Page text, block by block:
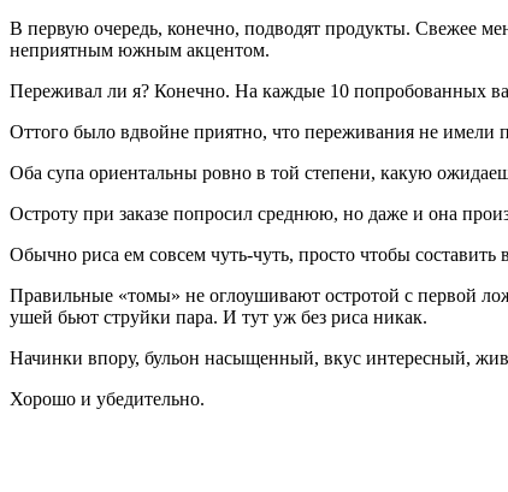
В первую очередь, конечно, подводят продукты. Свежее
неприятным южным акцентом.
Переживал ли я? Конечно. На каждые 10 попробованных
Оттого было вдвойне приятно, что переживания не имели
Оба супа ориентальны ровно в той степени, какую
Остроту при заказе попросил среднюю, но даже и она
Обычно риса ем совсем чуть-чуть, просто чтобы составить
Правильные «томы» не оглоушивают остротой с первой
ушей бьют струйки пара. И тут уж без риса никак.
Начинки впору, бульон насыщенный, вкус интересный,
Хорошо и убедительно.